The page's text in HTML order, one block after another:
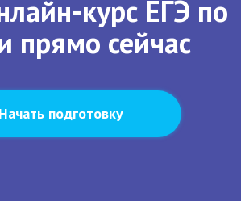
курс ЕГЭ по
прямо сейчас
Начать подготовку